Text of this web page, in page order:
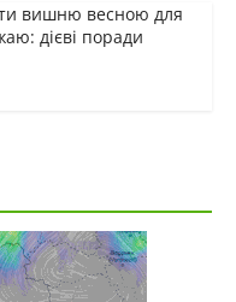
вишню весною для
дієві поради